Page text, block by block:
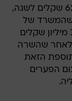
הסיכום הממשלתי, עומד על 620,000 שקלים לשנה,
כשהמשרד של
של 32 מיליון שקלים
לאחר שהשרה
הזאת
הפערים